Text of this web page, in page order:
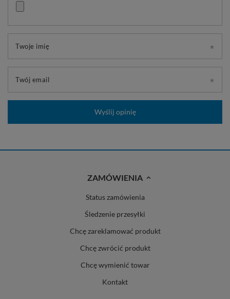
Twoje imię
Twój email
Wyślij opinię
ZAMÓWIENIA
Status zamówienia
Śledzenie przesyłki
Chcę zareklamować produkt
Chcę zwrócić produkt
Chcę wymienić towar
Kontakt